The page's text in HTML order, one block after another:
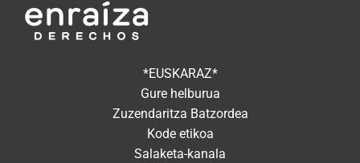
*EUSKARAZ*
Gure helburua
Zuzendaritza Batzordea
Kode etikoa
Salaketa-kanala